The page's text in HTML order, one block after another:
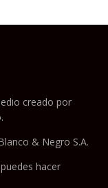
creado por
& Negro S.A.
hacer